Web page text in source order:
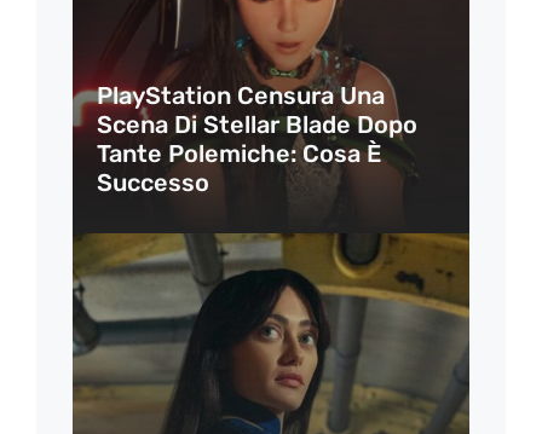
PlayStation Censura Una
Scena Di Stellar Blade Dopo
Tante Polemiche: Cosa È
Successo